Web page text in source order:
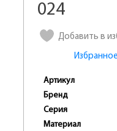
024
Добавить в
Избранное
Артикул
Бренд
Серия
Материал